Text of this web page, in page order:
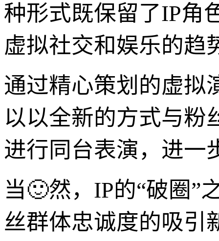
种形式既保留了IP角
虚拟社交和娱乐的趋
通过精心策划的虚拟
以以全新的方式与粉
进行同台表演，进一
当🙂然，IP的“破圈”
丝群体忠诚度的吸引